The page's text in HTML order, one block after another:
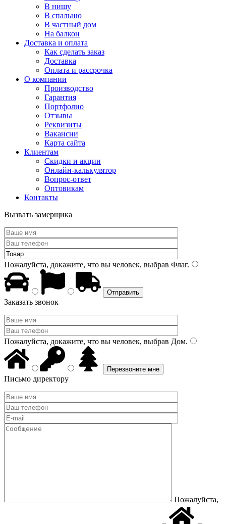
В нишу
В спальню
В частный дом
На балкон
Доставка и оплата
Как сделать заказ
Доставка
Оплата и рассрочка
О компании
Производство
Гарантия
Портфолио
Отзывы
Реквизиты
Вакансии
Карта сайта
Клиентам
Скидки и акции
Онлайн-калькулятор
Вопрос-ответ
Оптовикам
Контакты
Вызвать замерщика
Пожалуйста, докажите, что вы человек, выбрав Флаг.
Заказать звонок
Пожалуйста, докажите, что вы человек, выбрав Дом.
Письмо директору
Пожалуйста,